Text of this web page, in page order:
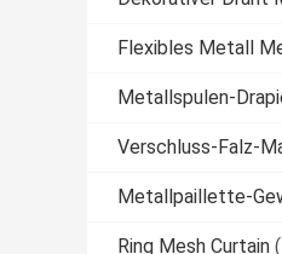
Flexibles Metall
Metallspulen-
Verschluss-Falz-
Metallpaillette-
Ring Mesh Curtain